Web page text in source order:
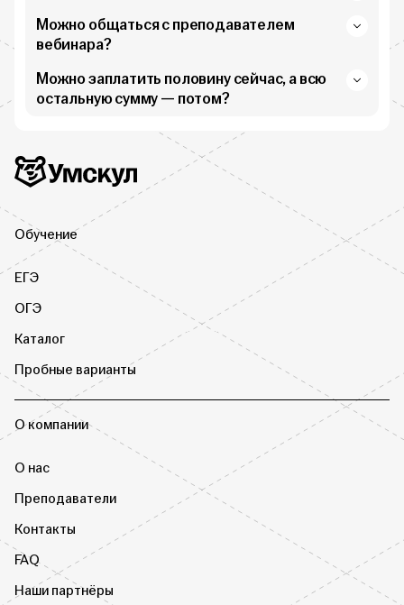
Можно общаться с преподавателем
вебинара?
Можно заплатить половину сейчас, а всю
остальную сумму — потом?
Дополнительная информация
Умскул
Обучение
ЕГЭ
ОГЭ
Каталог
Пробные варианты
О компании
О нас
Преподаватели
Контакты
FAQ
Наши партнёры